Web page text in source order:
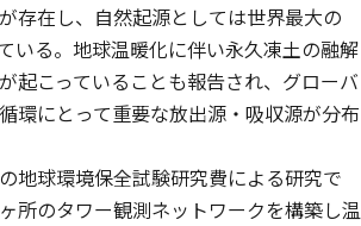
存在し、自然起源としては世界最大の
いる。地球温暖化に伴い永久凍土の融解
起こっていることも報告され、グローバ
環にとって重要な放出源・吸収源が分布
地球環境保全試験研究費による研究で
所のタワー観測ネットワークを構築し温